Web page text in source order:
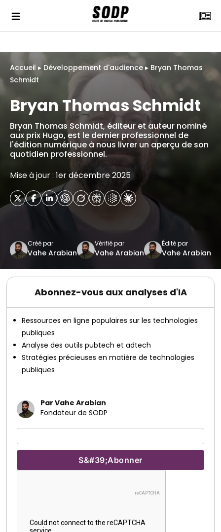
Accueil ▸ Développement d'audience ▸ Bryan Thomas
Schmidt
Bryan Thomas Schmidt
Bryan Thomas Schmidt, éditeur et auteur nominé
aux prix Hugo, est le dernier professionnel de
l'édition numérique à nous livrer un aperçu de son
quotidien professionnel.
Mise à jour : 1er décembre 2025
Créé par
Vahe Arabian
Vérifié par
Vahe Arabian
Édité par
Vahe Arabian
Abonnez-vous aux analyses d'IA
Ressources en ligne populaires sur les technologies
publiques
Analyse des outils pubtech et adtech
Stratégies précieuses en matière de technologies
publiques
Par Vahe Arabian
Fondateur de SODP